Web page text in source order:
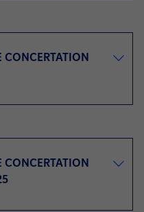
CONCERTATION
CONCERTATION